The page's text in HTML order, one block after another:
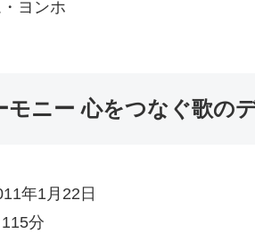
ヨンホ
ニー 心をつなぐ歌の
年1月22日
115分